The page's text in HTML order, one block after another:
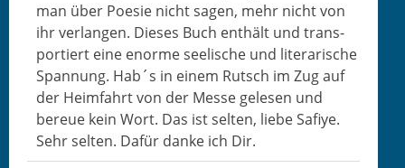
man über Poe­sie nicht sagen, mehr nicht von
ihr ver­lan­gen. Dieses Buch enthält und trans­
portiert eine enorme seel­is­che und lit­er­arische
Span­nung. Hab´s in einem Rutsch im Zug auf
der Heim­fahrt von der Messe gele­sen und
bereue kein Wort. Das ist sel­ten, liebe Safiye.
Sehr sel­ten. Dafür danke ich Dir.